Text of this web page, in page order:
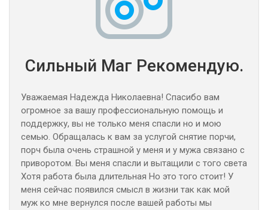
Сильный Маг Рекомендую.
Уважаемая Надежда Николаевна! Спасибо вам
огромное за вашу профессиональную помощь и
поддержку, вы не только меня спасли но и мою
семью. Обращалась к вам за услугой снятие порчи,
порч была очень страшной у меня и у мужа связано с
приворотом. Вы меня спасли и вытащили с того света
Хотя работа была длительная Но это того стоит! У
меня сейчас появился смысл в жизни так как мой
муж ко мне вернулся после вашей работы мы